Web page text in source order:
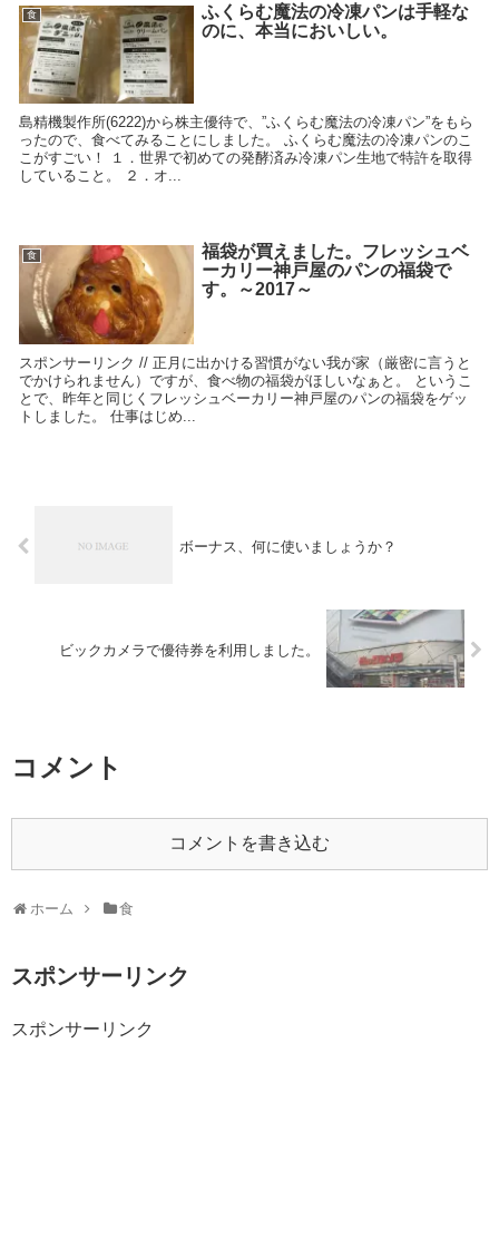
食
ふくらむ魔法の冷凍パンは手軽な
のに、本当においしい。
島精機製作所(6222)から株主優待で、”ふくらむ魔法の冷凍パン”をもら
ったので、食べてみることにしました。 ふくらむ魔法の冷凍パンのこ
こがすごい！ １．世界で初めての発酵済み冷凍パン生地で特許を取得
していること。 ２．オ...
食
福袋が買えました。フレッシュベ
ーカリー神戸屋のパンの福袋で
す。～2017～
スポンサーリンク // 正月に出かける習慣がない我が家（厳密に言うと
でかけられません）ですが、食べ物の福袋がほしいなぁと。 というこ
とで、昨年と同じくフレッシュベーカリー神戸屋のパンの福袋をゲッ
トしました。 仕事はじめ...
ボーナス、何に使いましょうか？
ビックカメラで優待券を利用しました。
コメント
コメントを書き込む
ホーム 食
スポンサーリンク
スポンサーリンク